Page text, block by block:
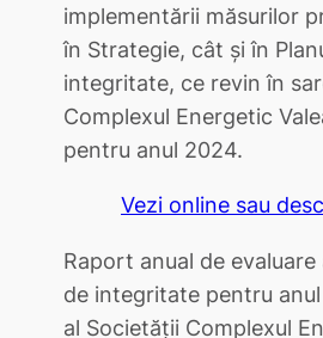
implementării măsurilor
în Strategie, cât și în
integritate, ce revin în
Complexul Energetic
pentru anul 2024.
Vezi online sau
Raport anual de
de integritate pentru
al Societăţii Complexul